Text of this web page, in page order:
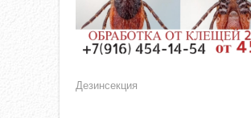
Дезинсекция